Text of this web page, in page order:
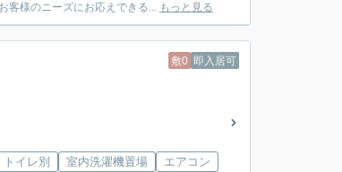
客様のニーズにお応えできる... もっと見る
敷0 即入居可
イレ別 室内洗濯機置場
エアコン